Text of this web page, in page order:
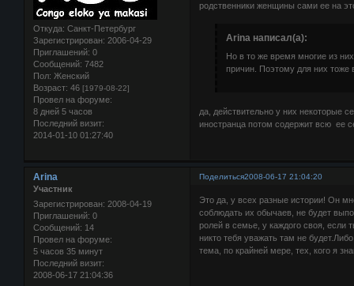
Откуда: Санкт-Петербург
Зарегистрирован: 2006-04-29
Приглашений: 0
Сообщений: 7482
Пол: Женский
Возраст: 46 [1979-08-22]
Провел на форуме:
8 дней 5 часов
Последний визит:
2014-01-10 01:27:40
родственники женщины сами ее на
Arina написал(а):
Но в то же время многие из
причин. Поэтому для них тоже
да, действительно у них некоторые
иностранца потом содержит всю ее
Поделиться2008-06-17 21:04:20
Arina
Участник
Зарегистрирован: 2008-04-19
Приглашений: 0
Сообщений: 14
Провел на форуме:
5 часов 35 минут
Последний визит:
2008-06-17 21:04:36
Это да, у всех разные истории! Он
соблюдать их обычаев, не будет
ролей в семье, у каждого своя, если
никто тебя уважать там не
тема, по крайней мере, тех, кого я